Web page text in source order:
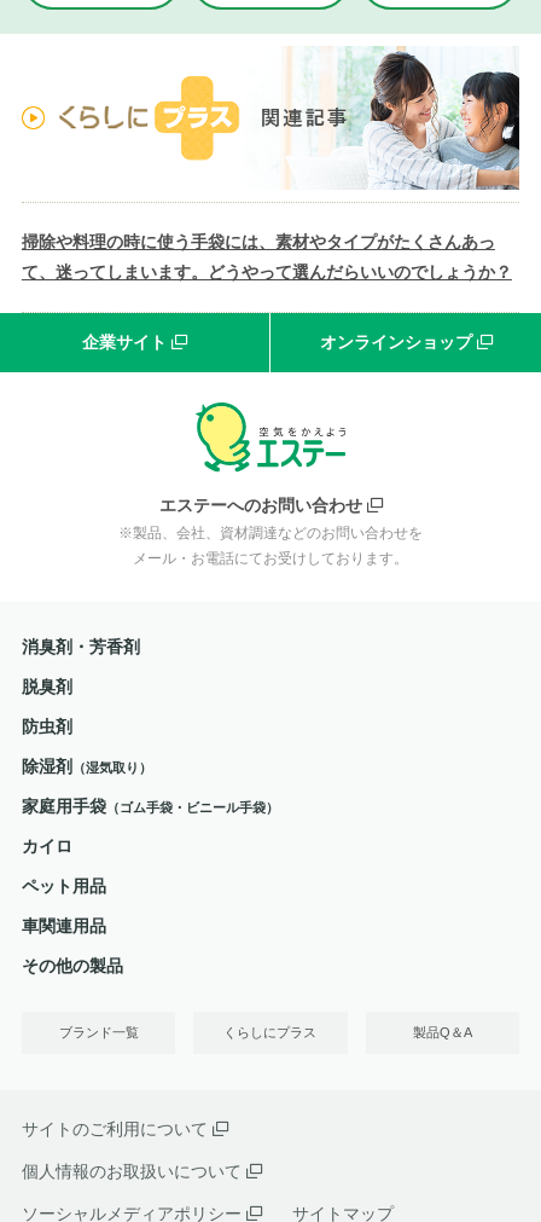
掃除や料理の時に使う手袋には、素材やタイプがたくさんあっ
て、迷ってしまいます。どうやって選んだらいいのでしょうか？
企業サイト オンラインショップ
エステーへのお問い合わせ
※製品、会社、資材調達などのお問い合わせを
メール・お電話にてお受けしております。
消臭剤・芳香剤
脱臭剤
防虫剤
除湿剤 （湿気取り）
家庭用手袋（ゴム手袋・ビニール手袋）
カイロ
ペット用品
車関連用品
その他の製品
ブランド一覧 くらしにプラス 製品Q＆A
サイトのご利用について
個人情報のお取扱いについて
ソーシャルメディアポリシー サイトマップ